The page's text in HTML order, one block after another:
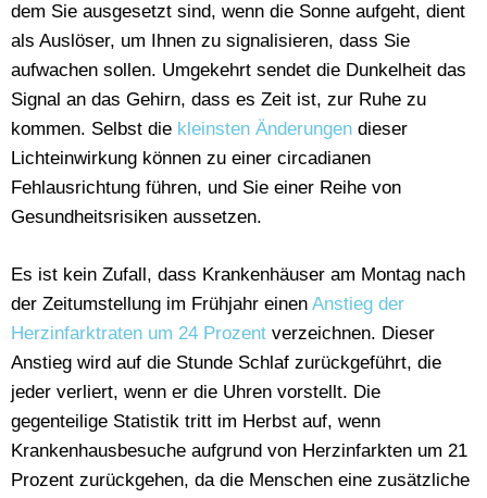
dem Sie ausgesetzt sind, wenn die Sonne aufgeht, dient
als Auslöser, um Ihnen zu signalisieren, dass Sie
aufwachen sollen. Umgekehrt sendet die Dunkelheit das
Signal an das Gehirn, dass es Zeit ist, zur Ruhe zu
kommen. Selbst die kleinsten Änderungen dieser
Lichteinwirkung können zu einer circadianen
Fehlausrichtung führen, und Sie einer Reihe von
Gesundheitsrisiken aussetzen.
Es ist kein Zufall, dass Krankenhäuser am Montag nach
der Zeitumstellung im Frühjahr einen Anstieg der
Herzinfarktraten um 24 Prozent verzeichnen. Dieser
Anstieg wird auf die Stunde Schlaf zurückgeführt, die
jeder verliert, wenn er die Uhren vorstellt. Die
gegenteilige Statistik tritt im Herbst auf, wenn
Krankenhausbesuche aufgrund von Herzinfarkten um 21
Prozent zurückgehen, da die Menschen eine zusätzliche